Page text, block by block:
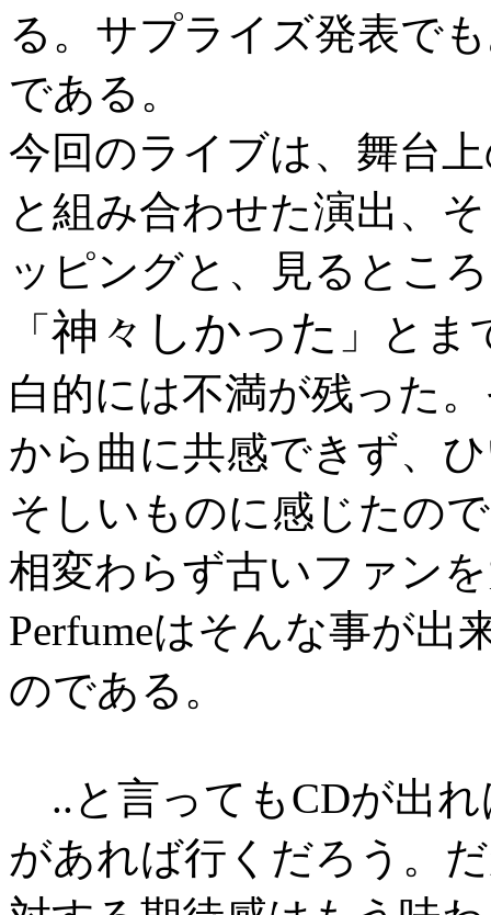
る。サプライズ発表で
である。
今回のライブは、舞台
と組み合わせた演出、
ッピングと、見るとこ
「 神々しかった 」と
白的には不満が残った
から曲に共感できず、
そしいものに感じたの
相変わらず古いファン
Perfumeはそんな事が出
のである。
..と言ってもCDが出
があれば行くだろう。